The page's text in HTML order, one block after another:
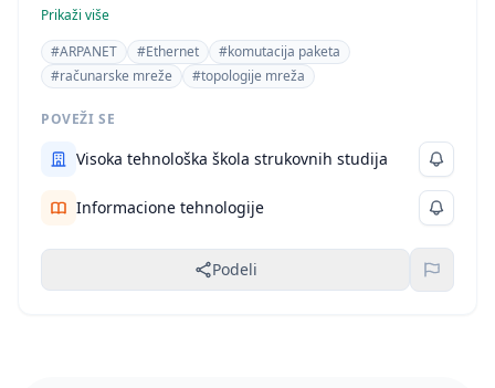
računara na računara,kao i kako je poslata prva e-mail
pošta.Upoznaćemo se još i sa vrstama prenosa i
arhitekturama računarskih mreža.
Prikaži više
#ARPANET
#Ethernet
#komutacija paketa
#računarske mreže
#topologije mreža
POVEŽI SE
Visoka tehnološka škola strukovnih studija
Informacione tehnologije
Podeli